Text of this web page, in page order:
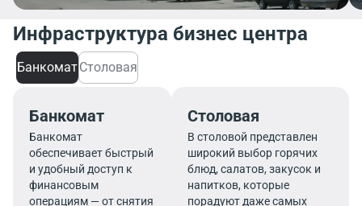
Инфраструктура бизнес центра
БанкоматСтоловая
Банкомат
Банкомат
обеспечивает быстрый
и удобный доступ к
финансовым
операциям — от снятия
Столовая
В столовой представлен
широкий выбор горячих
блюд, салатов, закусок и
напитков, которые
порадуют даже самых